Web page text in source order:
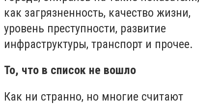
как загрязненность, качество жизни,
уровень преступности, развитие
инфраструктуры, транспорт и прочее.
То, что в список не вошло
Как ни странно, но многие считают